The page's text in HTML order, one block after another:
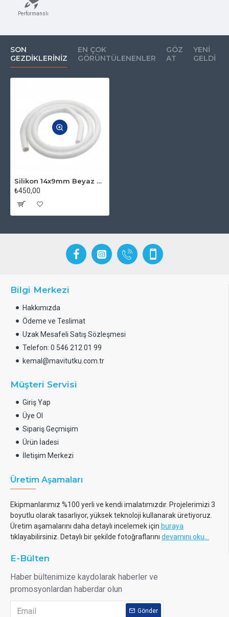
Performanslı
SON
GEZDIKLERINIZ
EN ÇOK
GÖRÜNTÜLENENLER
GÖZ
AT
YENI
GELDI
Silikon 14x9mm Beyaz Hortum - 1 mt
₺450,00
Bilgi Merkezi
Hakkımızda
Ödeme ve Teslimat
Uzak Mesafeli Satış Sözleşmesi
Telefon: 0 546 212 01 99
kemal@mavitutku.com.tr
Müşteri Servisi
Giriş Yap
Üye Ol
Sipariş Geçmişim
Ürün İadesi
İletişim Merkezi
Üretim Aşamaları
Ekipmanlarımız %100 yerli ve kendi imalatımızdır. Projelerimizi 3
boyutlu olarak tasarlıyor, yüksek teknoloji kullanarak üretiyoruz.
Üretim aşamalarını daha detaylı incelemek için buraya
tıklayabilirsiniz. Detaylı bir şekilde fotoğraflarını devamını oku...
E-Bülten
Haber bültenimize kaydolarak haberler ve
promosyonlardan haberdar olun
Gönder